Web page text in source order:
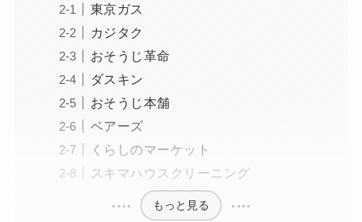
東京ガス
カジタク
おそうじ革命
ダスキン
おそうじ本舗
ベアーズ
くらしのマーケット
スキマハウスクリーニング
もっと見る